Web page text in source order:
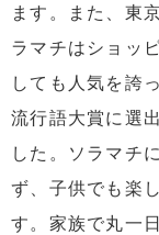
ます。また、東
ラマチはショッ
しても人気を誇
流行語大賞に選
した。ソラマチ
ず、子供でも楽
す。家族で丸一